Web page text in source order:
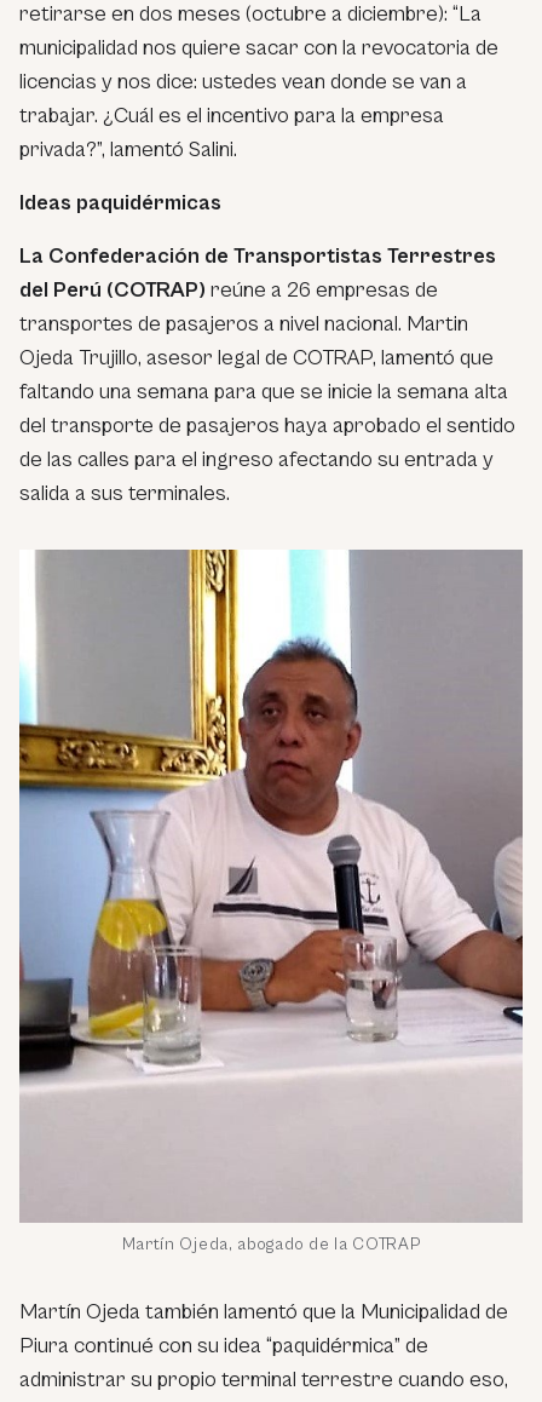
retirarse en dos meses (octubre a diciembre): “La
municipalidad nos quiere sacar con la revocatoria de
licencias y nos dice: ustedes vean donde se van a
trabajar. ¿Cuál es el incentivo para la empresa
privada?”, lamentó Salini.
Ideas paquidérmicas
La Confederación de Transportistas Terrestres
del Perú (COTRAP) reúne a 26 empresas de
transportes de pasajeros a nivel nacional. Martin
Ojeda Trujillo, asesor legal de COTRAP, lamentó que
faltando una semana para que se inicie la semana alta
del transporte de pasajeros haya aprobado el sentido
de las calles para el ingreso afectando su entrada y
salida a sus terminales.
Martín Ojeda, abogado de la COTRAP
Martín Ojeda también lamentó que la Municipalidad de
Piura continué con su idea “paquidérmica” de
administrar su propio terminal terrestre cuando eso,